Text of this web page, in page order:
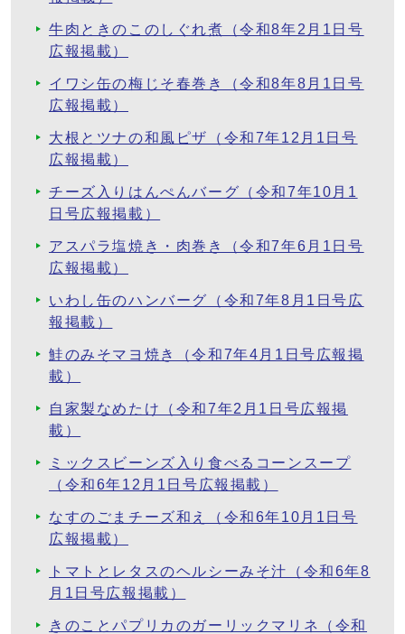
牛肉ときのこのしぐれ煮（令和8年2月1日号
広報掲載）
イワシ缶の梅じそ春巻き（令和8年8月1日号
広報掲載）
大根とツナの和風ピザ（令和7年12月1日号
広報掲載）
チーズ入りはんぺんバーグ（令和7年10月1
日号広報掲載）
アスパラ塩焼き・肉巻き（令和7年6月1日号
広報掲載）
いわし缶のハンバーグ（令和7年8月1日号広
報掲載）
鮭のみそマヨ焼き（令和7年4月1日号広報掲
載）
自家製なめたけ（令和7年2月1日号広報掲
載）
ミックスビーンズ入り食べるコーンスープ
（令和6年12月1日号広報掲載）
なすのごまチーズ和え（令和6年10月1日号
広報掲載）
トマトとレタスのヘルシーみそ汁（令和6年8
月1日号広報掲載）
きのことパプリカのガーリックマリネ（令和